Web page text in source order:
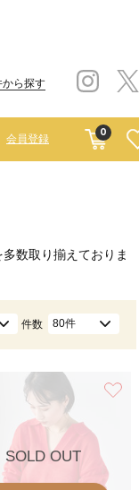
から探す
0
会員登録
数取り揃えておりま
件数 80件
SOLD OUT